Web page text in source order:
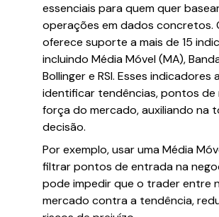
essenciais para quem quer
operações em dados concretos.
oferece suporte a mais de 15
incluindo Média Móvel (MA),
Bollinger e RSI. Esses indicadores
identificar tendências, pontos de
força do mercado, auxiliando na
decisão.
Por exemplo, usar uma Média
filtrar pontos de entrada na
pode impedir que o trader entre
mercado contra a tendência,